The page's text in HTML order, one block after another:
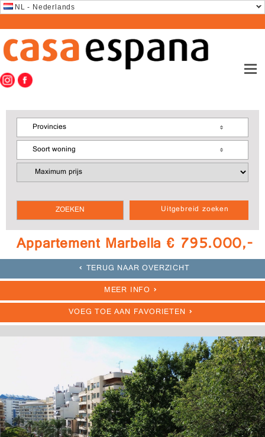
NL - Nederlands
Uitgebreid zoeken
Provincies
Soort woning
Appartement Marbella € 795.000,-
TERUG NAAR OVERZICHT
MEER INFO
VOEG TOE AAN FAVORIETEN